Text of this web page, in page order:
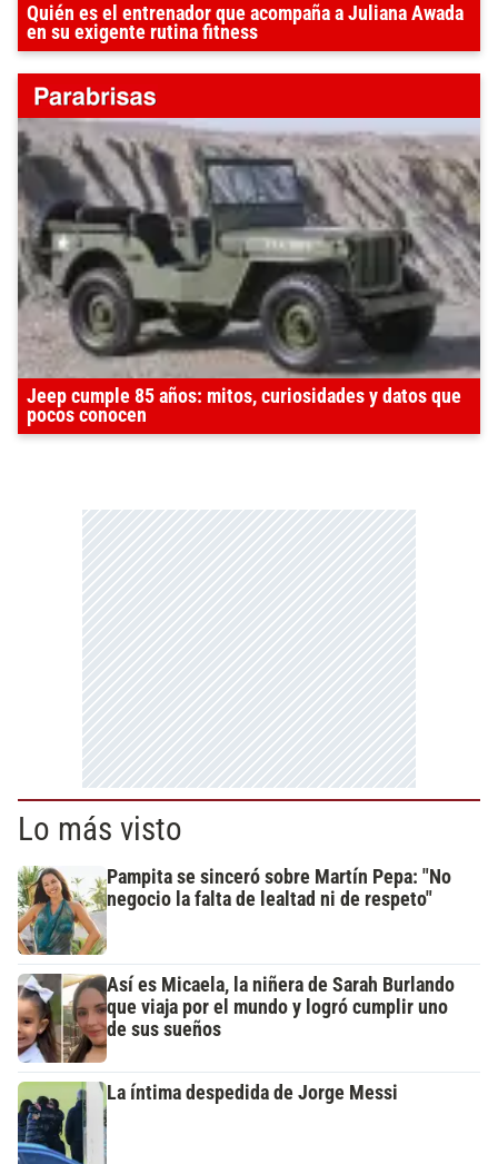
Quién es el entrenador que acompaña a Juliana Awada
en su exigente rutina fitness
Jeep cumple 85 años: mitos, curiosidades y datos que
pocos conocen
Lo más visto
Pampita se sinceró sobre Martín Pepa: "No
negocio la falta de lealtad ni de respeto"
Así es Micaela, la niñera de Sarah Burlando
que viaja por el mundo y logró cumplir uno
de sus sueños
La íntima despedida de Jorge Messi